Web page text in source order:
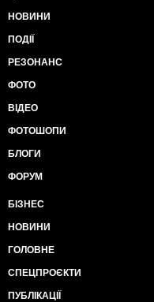
НОВИНИ
ПОДІЇ
РЕЗОНАНС
ФОТО
ВІДЕО
ФОТОШОПИ
БЛОГИ
ФОРУМ
БІЗНЕС
НОВИНИ
ГОЛОВНЕ
СПЕЦПРОЄКТИ
ПУБЛІКАЦІЇ